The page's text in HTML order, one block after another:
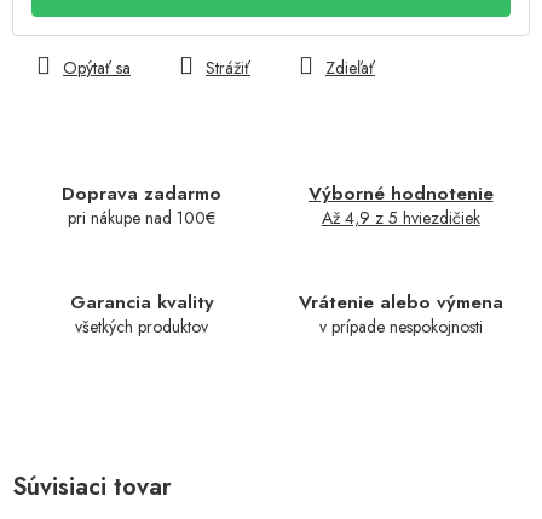
Doprava zadarmo
pri nákupe nad 100€
Výborné hodnotenie
Až 4,9 z 5 hviezdičiek
Garancia kvality
všetkých produktov
Vrátenie alebo výmena
v prípade nespokojnosti
Opýtať sa Strážiť Zdieľať
Súvisiaci tovar